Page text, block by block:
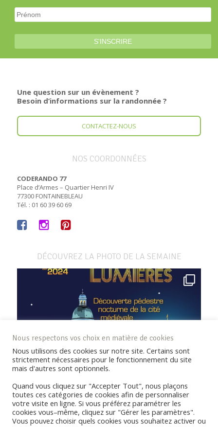
Une question sur un évènement ?
Besoin d’informations sur la randonnée ?
CONTACTEZ-NOUS
NOS COORDONNÉES
CODERANDO 77
Place d’Armes – Quartier Henri IV
77300 FONTAINEBLEAU
Tél. : 01 60 39 60 69
DÉCOUVREZ LA PHOTO DE LA SEMAINE
Nous respectons vos choix en matière de cookies
Nous utilisons des cookies sur notre site. Certains sont
strictement nécessaires pour le fonctionnement du site
mais d'autres sont optionnels.
Quand vous cliquez sur "Accepter Tout", nous plaçons
toutes ces catégories de cookies afin de personnaliser
votre visite en ligne. Si vous préférez paramétrer les
cookies vous–même, cliquez sur "Gérer les paramètres".
Vous pouvez choisir quels cookies vous souhaitez activer ou